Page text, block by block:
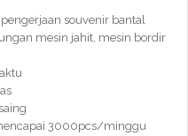
souvenir bantal
mesin jahit, mesin bordir
3000pcs/minggu